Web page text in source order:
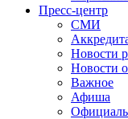
Пресс-центр
СМИ
Новости
Новости
Важное
Афиша